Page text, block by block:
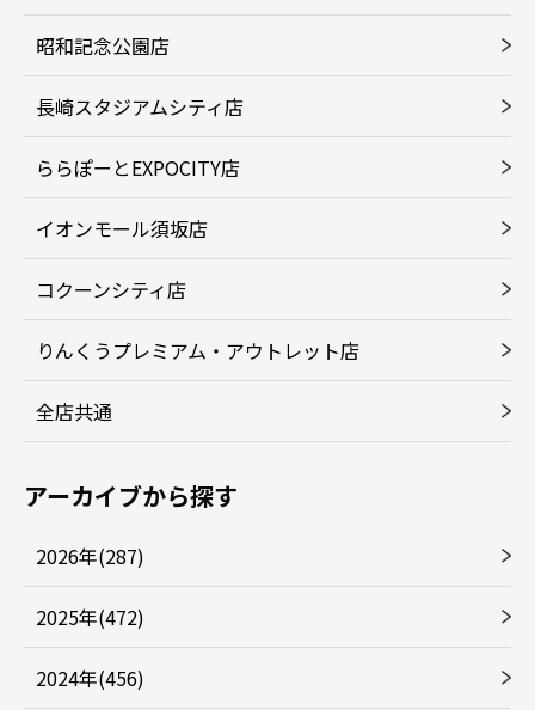
昭和記念公園店
長崎スタジアムシティ店
ららぽーとEXPOCITY店
イオンモール須坂店
コクーンシティ店
りんくうプレミアム・アウトレット店
全店共通
アーカイブから探す
2026年(287)
2025年(472)
2024年(456)